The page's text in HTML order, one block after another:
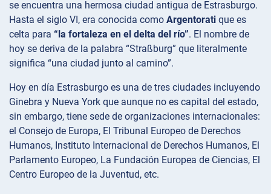
se encuentra una hermosa ciudad antigua de Estrasburgo.
Hasta el siglo VI, era conocida como Argentorati que es
celta para “la fortaleza en el delta del río”. El nombre de
hoy se deriva de la palabra “Straßburg” que literalmente
significa “una ciudad junto al camino”.
Hoy en día Estrasburgo es una de tres ciudades incluyendo
Ginebra y Nueva York que aunque no es capital del estado,
sin embargo, tiene sede de organizaciones internacionales:
el Consejo de Europa, El Tribunal Europeo de Derechos
Humanos, Instituto Internacional de Derechos Humanos, El
Parlamento Europeo, La Fundación Europea de Ciencias, El
Centro Europeo de la Juventud, etc.